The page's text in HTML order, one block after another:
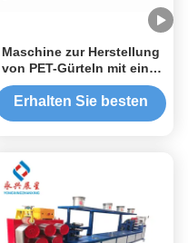
Maschine zur Herstellung
von PET-Gürteln mit einer
Schraube 9mm 38CrMoALA
Erhalten Sie besten